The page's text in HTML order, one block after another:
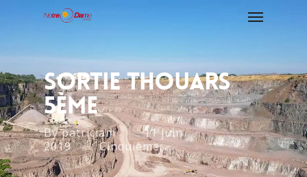
Sortie Thouars
5ème
Bypatriciam
11 juin
2019
Cinquième